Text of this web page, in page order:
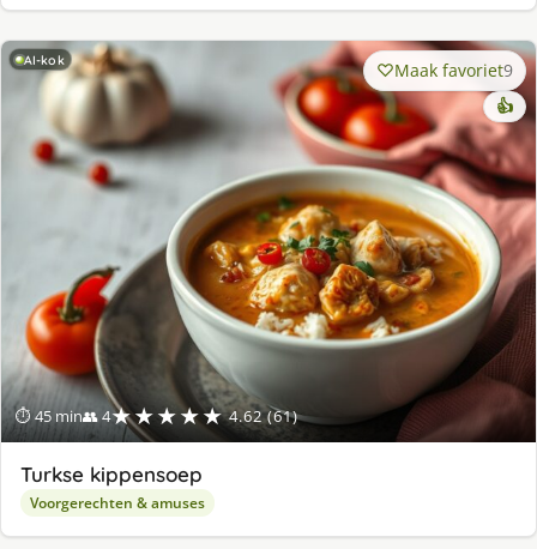
AI-kok
⏱ 45 min👥 4★★★★★ 4.62 (61)
Maak favoriet9
👍
Turkse kippensoep
Voorgerechten & amuses